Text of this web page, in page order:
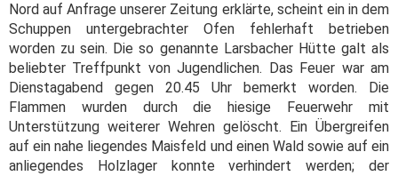
Nord auf Anfrage unserer Zeitung erklärte, scheint ein in dem
Schuppen untergebrachter Ofen fehlerhaft betrieben
worden zu sein. Die so genannte Larsbacher Hütte galt als
beliebter Treffpunkt von Jugendlichen.
Das Feuer war am
Dienstagabend gegen 20.45 Uhr bemerkt worden. Die
Flammen wurden durch die hiesige Feuerwehr mit
Unterstützung weiterer Wehren gelöscht. Ein Übergreifen
auf ein nahe liegendes Maisfeld und einen Wald sowie auf ein
anliegendes Holzlager konnte verhindert werden; der